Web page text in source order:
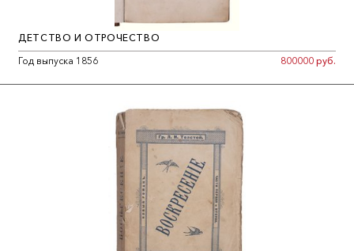
ДЕТСТВО И ОТРОЧЕСТВО
Год выпуска 1856
800000 руб.